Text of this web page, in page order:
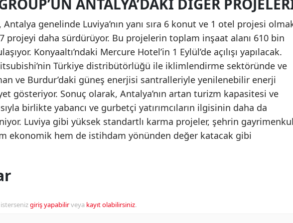
ANTALYA’DAKI DIĞER
Antalya genelinde Luviya’nın yanı sıra 6 konut ve 1 otel projesi
projeyi daha sürdürüyor. Bu projelerin toplam inşaat alanı 610 bin
Konyaaltı’ndaki Mercure Hotel’in 1 Eylül’de açılışı yapılacak.
Türkiye distribütörlüğü ile iklimlendirme sektöründe ve
ve Burdur’daki güneş enerjisi santralleriyle yenilenebilir enerji
gösteriyor. Sonuç olarak, Antalya’nın artan turizm kapasitesi ve
birlikte yabancı ve gurbetçi yatırımcıların ilgisinin daha da
Luviya gibi yüksek standartlı karma projeler, şehrin gayrimenkul
ekonomik hem de istihdam yönünden değer katacak gibi
giriş yapabilirveya kayıt olabilirsiniz.